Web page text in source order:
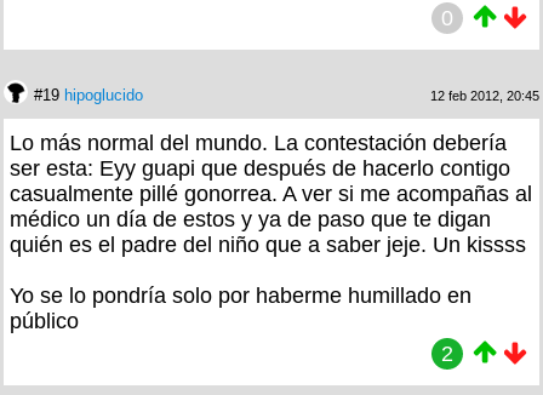
0
#19 hipoglucido 12 feb 2012, 20:45
Lo más normal del mundo. La contestación debería
ser esta: Eyy guapi que después de hacerlo contigo
casualmente pillé gonorrea. A ver si me acompañas al
médico un día de estos y ya de paso que te digan
quién es el padre del niño que a saber jeje. Un kissss
Yo se lo pondría solo por haberme humillado en
público
2